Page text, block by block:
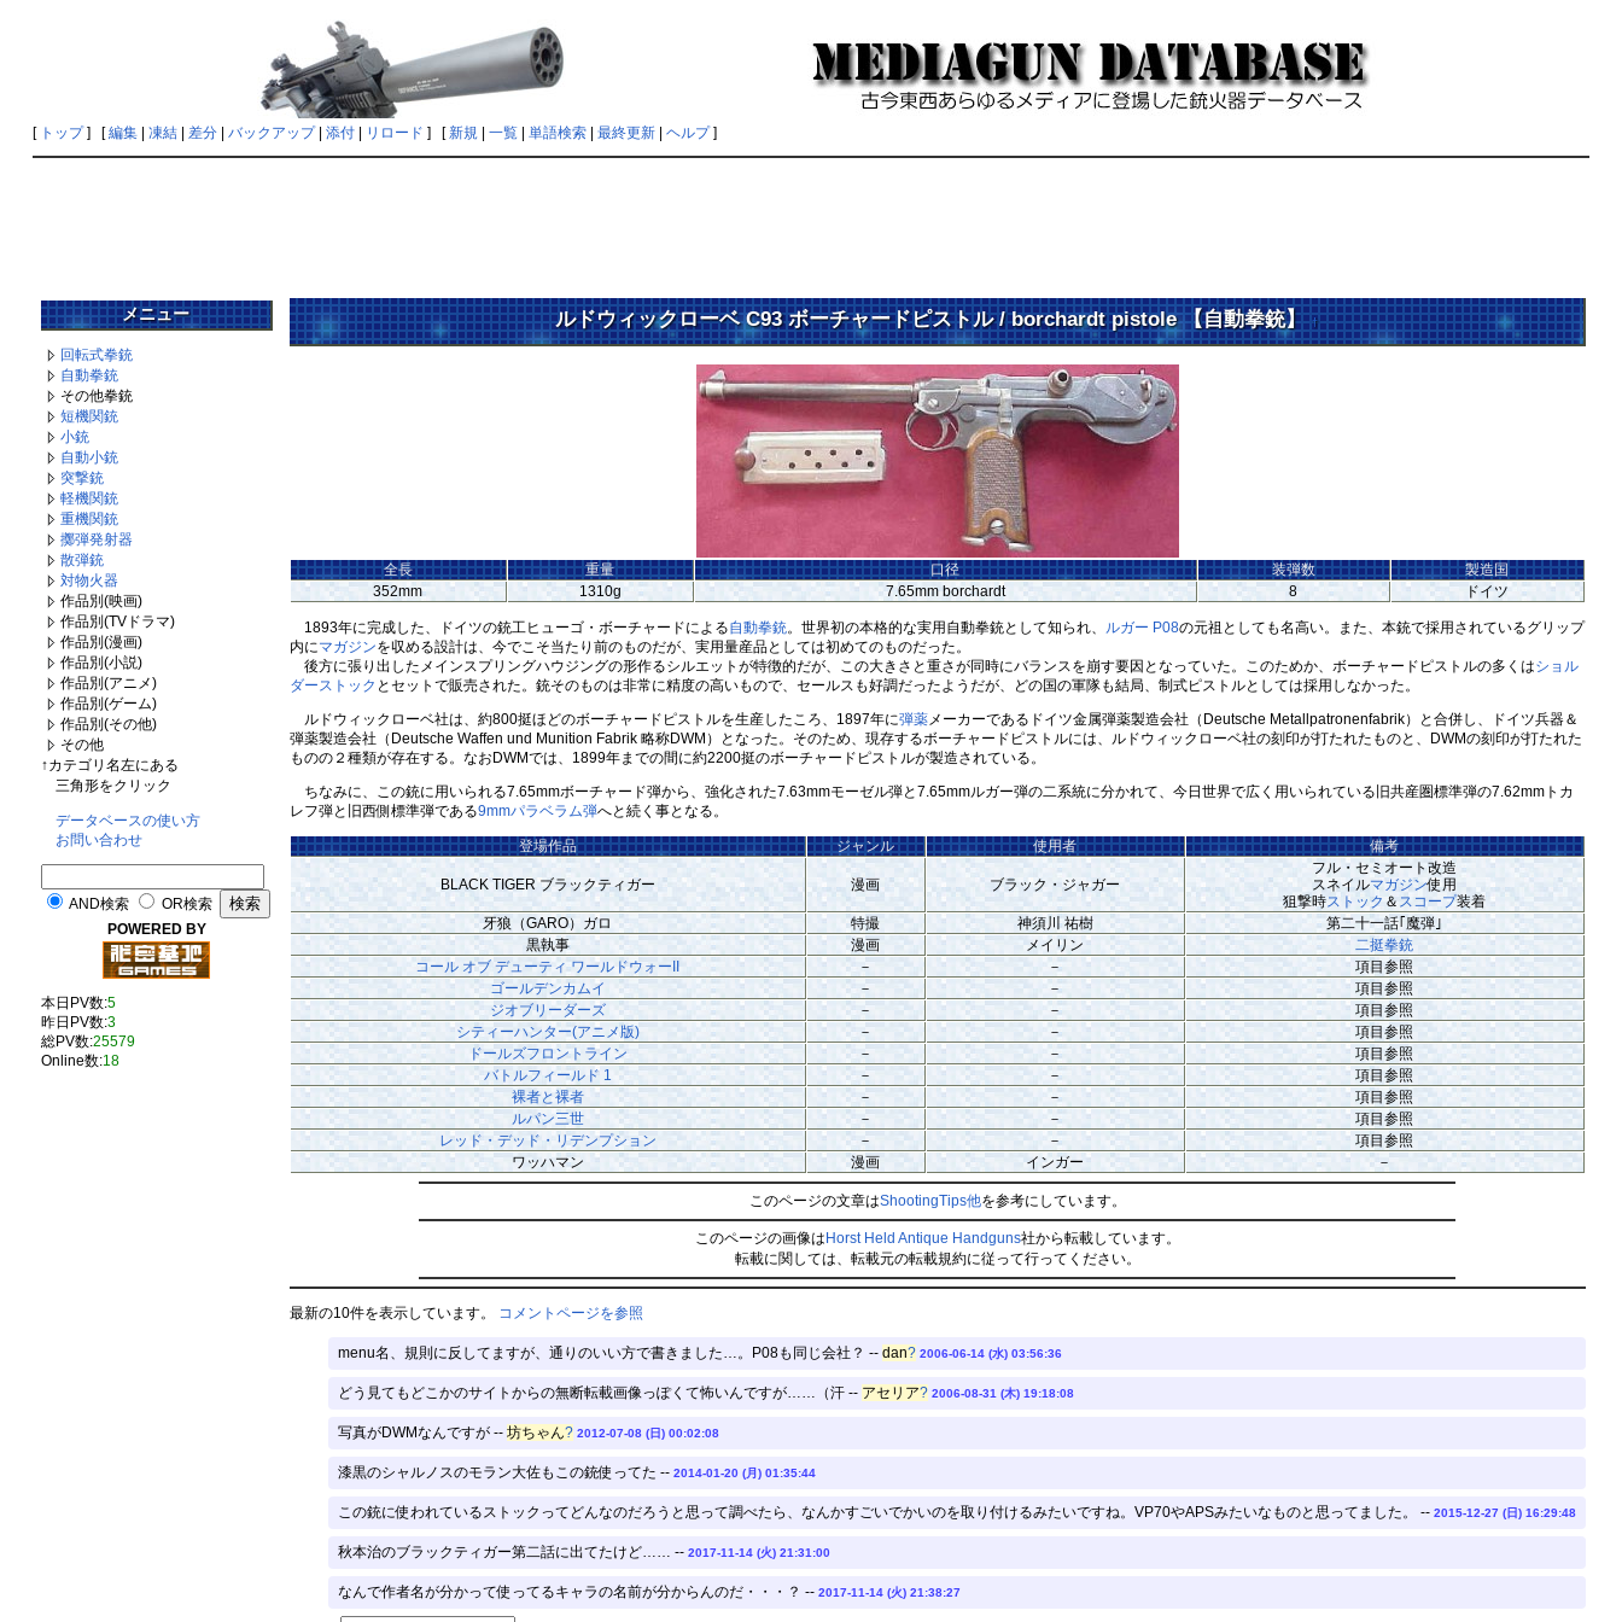
[ トップ] [編集| 凍結| 差分| バックアップ| 添付| リロード ] [新規| 一覧| 単語検索| 最終更新| ヘルプ]
メニュー
回転式拳銃
自動拳銃
その他拳銃
短機関銃
小銃
自動小銃
突撃銃
軽機関銃
重機関銃
擲弾発射器
散弾銃
対物火器
作品別(映画)
作品別(TVドラマ)
作品別(漫画)
作品別(小説)
作品別(アニメ)
作品別(ゲーム)
作品別(その他)
その他
↑カテゴリ名左にある
三角形をクリック
データベースの使い方
お問い合わせ
AND検索
OR検索
POWERED BY
本日PV数:5
昨日PV数:3
総PV数:25579
Online数:18
ルドウィックローベ C93 ボーチャードピストル / borchardt pistole 【自動拳銃】 †
全長 重量 口径 装弾数
製造国
352mm
1310g 7.65mm borchardt 8 ドイツ
1893年に完成した、ドイツの銃工ヒューゴ・ボーチャードによる自動拳銃。世界初の本格的な実用自動拳銃として知られ、 ルガー P08の元祖としても名高い。また、本銃で採用されているグリップ
内にマガジンを収める設計は、今でこそ当たり前のものだが、実用量産品としては初めてのものだった。
後方に張り出したメインスプリングハウジングの形作るシルエットが特徴的だが、この大きさと重さが同時にバランスを崩す要因となっていた。このためか、ボーチャードピストルの多くはショル
ダーストック とセットで販売された。銃そのものは非常に精度の高いもので、セールスも好調だったようだが、どの国の軍隊も結局、制式ピストルとしては採用しなかった。
ルドウィックローベ社は、約800挺ほどのボーチャードピストルを生産したころ、1897年に弾薬メーカーであるドイツ金属弾薬製造会社（Deutsche Metallpatronenfabrik）と合併し、ドイツ兵器＆
弾薬製造会社（Deutsche Waffen und Munition Fabrik 略称DWM）となった。そのため、現存するボーチャードピストルには、ルドウィックローベ社の刻印が打たれたものと、DWMの刻印が打たれた
ものの２種類が存在する。なおDWMでは、1899年までの間に約2200挺のボーチャードピストルが製造されている。
ちなみに、この銃に用いられる7.65mmボーチャード弾から、強化された7.63mmモーゼル弾と7.65mmルガー弾の二系統に分かれて、今日世界で広く用いられている旧共産圏標準弾の7.62mmトカ
レフ弾と旧西側標準弾である9mmパラベラム弾へと続く事となる。
登場作品 ジャンル 使用者 備考
BLACK TIGER ブラックティガー 漫画 ブラック・ジャガー
フル・セミオート改造
スネイルマガジン使用
狙撃時ストック ＆ スコープ装着
牙狼（GARO）ガロ
特撮 神須川 祐樹
第二十一話｢魔弾｣
黒執事
漫画 メイリン
二挺拳銃
コール オブ デューティ ワールドウォーII
－ －
項目参照
ゴールデンカムイ
－ －
項目参照
ジオブリーダーズ
－ －
項目参照
シティーハンター(アニメ版)
－ －
項目参照
ドールズフロントライン
－ －
項目参照
バトルフィールド 1
－ －
項目参照
裸者と裸者
－ －
項目参照
ルパン三世
－ －
項目参照
レッド・デッド・リデンプション
－ －
項目参照
ワッハマン
漫画 インガー －
このページの文章はShootingTips他を参考にしています。
このページの画像はHorst Held Antique Handguns社から転載しています。
転載に関しては、転載元の転載規約に従って行ってください。
最新の10件を表示しています。 コメントページを参照
menu名、規則に反してますが、通りのいい方で書きました…。P08も同じ会社？ -- dan? 2006-06-14 (水) 03:56:36
どう見てもどこかのサイトからの無断転載画像っぽくて怖いんですが……（汗 -- アセリア? 2006-08-31 (木) 19:18:08
写真がDWMなんですが -- 坊ちゃん? 2012-07-08 (日) 00:02:08
漆黒のシャルノスのモラン大佐もこの銃使ってた -- 2014-01-20 (月) 01:35:44
この銃に使われているストックってどんなのだろうと思って調べたら、なんかすごいでかいのを取り付けるみたいですね。VP70やAPSみたいなものと思ってました。 -- 2015-12-27 (日) 16:29:48
秋本治のブラックティガー第二話に出てたけど…… -- 2017-11-14 (火) 21:31:00
なんで作者名が分かって使ってるキャラの名前が分からんのだ・・・？ -- 2017-11-14 (火) 21:38:27